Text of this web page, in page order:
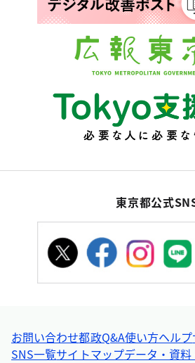
東京都公式
お問い合わせ都政Q&A使い方ヘルプ
SNS一覧サイトマップデータ・資